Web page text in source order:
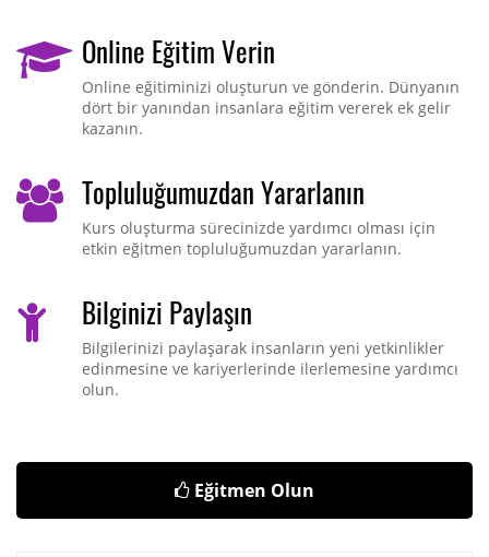
Online Eğitim Verin
Online eğitiminizi oluşturun ve gönderin. Dünyanın
dört bir yanından insanlara eğitim vererek ek gelir
kazanın.
Topluluğumuzdan Yararlanın
Kurs oluşturma sürecinizde yardımcı olması için
etkin eğitmen topluluğumuzdan yararlanın.
Bilginizi Paylaşın
Bilgilerinizi paylaşarak insanların yeni yetkinlikler
edinmesine ve kariyerlerinde ilerlemesine yardımcı
olun.
Eğitmen Olun